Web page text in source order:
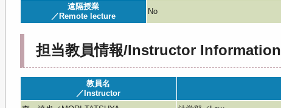
遠隔授業
／Remote lecture
No
担当教員情報/Instructor Information
教員名
／Instructor